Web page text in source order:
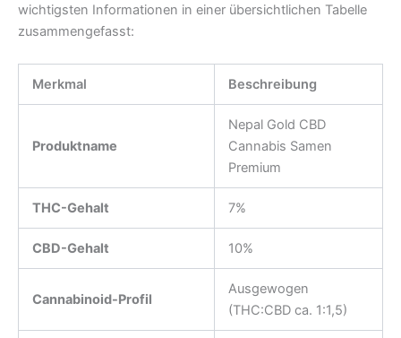
wichtigsten Informationen in einer übersichtlichen Tabelle
zusammengefasst:
Merkmal Beschreibung
Produktname
Nepal Gold CBD
Cannabis Samen
Premium
THC-Gehalt 7%
CBD-Gehalt 10%
Cannabinoid-Profil
Ausgewogen
(THC:CBD ca. 1:1,5)